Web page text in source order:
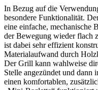
In Bezug auf die
besondere Funktionalität.
eine einfache, mechanische
der Bewegung wieder flach
ist dabei sehr effizient
Materialaufwand durch
Der Grill kann wahlweise
Stelle angezündet und dann
einen komfortablen,